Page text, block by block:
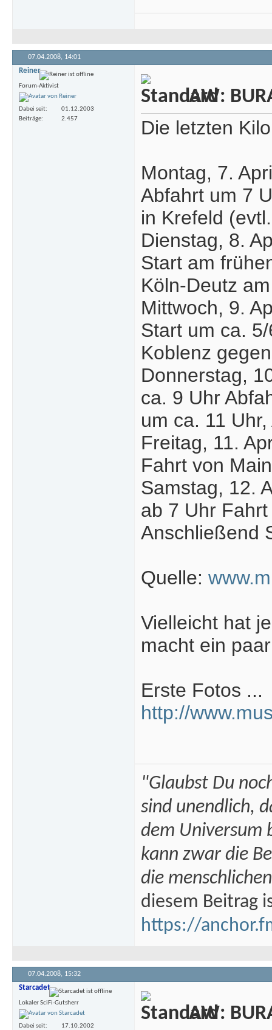
07.04.2008, 14:01
Reiner
Forum-Aktivist
Dabei seit
01.12.2003
Beiträge
2.457
AW:
Die letzten
Montag, 7.
Abfahrt um 7
in Krefeld
Dienstag, 8.
Start am
Köln-Deutz
Mittwoch, 9.
Start um ca.
Koblenz
Donnerstag,
ca. 9 Uhr
um ca. 11
Freitag, 11.
Fahrt von
Samstag, 12.
ab 7 Uhr
Anschließend
Quelle:
Vielleicht hat
macht ein
Erste Fotos ...
http://
"Glaubst Du
sind unendlich,
dem Universum
kann zwar die
die
diesem Beitrag
https://
07.04.2008, 15:32
Starcadet
Lokaler SciFi-Gutsherr
Dabei seit
17.10.2002
AW: